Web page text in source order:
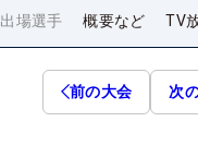
出場選手 概要など TV
前の大会 次